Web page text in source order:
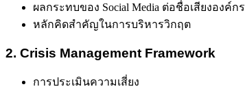
ผลกระทบของ Social Media ต่อชื่อเสียงองค์กร
หลักคิดสำคัญในการบริหารวิกฤต
2. Crisis Management Framework
การประเมินความเสี่ยง